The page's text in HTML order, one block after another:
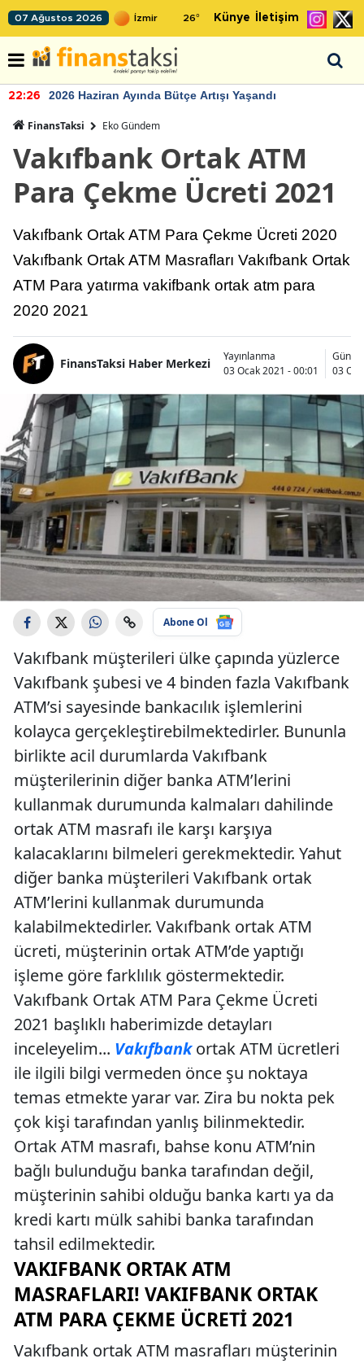
07 Ağustos 2026 26° Künye İletişim
22:26 2026 Haziran Ayında Bütçe Artışı Yaşandı
FinansTaksi Eko Gündem
Vakıfbank Ortak ATM
Para Çekme Ücreti 2021
Vakıfbank Ortak ATM Para Çekme Ücreti 2020
Vakıfbank Ortak ATM Masrafları Vakıfbank Ortak
ATM Para yatırma vakifbank ortak atm para
2020 2021
FinansTaksi Haber Merkezi
Yayınlanma
03 Ocak 2021 - 00:01
03
Abone Ol
Vakıfbank müşterileri ülke çapında yüzlerce
Vakıfbank şubesi ve 4 binden fazla Vakıfbank
ATM’si sayesinde bankacılık işlemlerini
kolayca gerçekleştirebilmektedirler. Bununla
birlikte acil durumlarda Vakıfbank
müşterilerinin diğer banka ATM’lerini
kullanmak durumunda kalmaları dahilinde
ortak ATM masrafı ile karşı karşıya
kalacaklarını bilmeleri gerekmektedir. Yahut
diğer banka müşterileri Vakıfbank ortak
ATM’lerini kullanmak durumunda
kalabilmektedirler. Vakıfbank ortak ATM
ücreti, müşterinin ortak ATM’de yaptığı
işleme göre farklılık göstermektedir.
Vakıfbank Ortak ATM Para Çekme Ücreti
2021 başlıklı haberimizde detayları
inceleyelim... Vakıfbankortak ATM ücretleri
ile ilgili bilgi vermeden önce şu noktaya
temas etmekte yarar var. Zira bu nokta pek
çok kişi tarafından yanlış bilinmektedir.
Ortak ATM masrafı, bahse konu ATM’nin
bağlı bulunduğu banka tarafından değil,
müşterinin sahibi olduğu banka kartı ya da
kredi kartı mülk sahibi banka tarafından
tahsil edilmektedir.
VAKIFBANK ORTAK ATM
MASRAFLARI! VAKIFBANK ORTAK
ATM PARA ÇEKME ÜCRETI 2021
Vakıfbank ortak ATM masrafları müşterinin